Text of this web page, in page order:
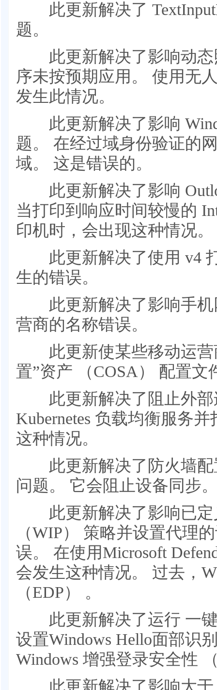
此更新解决了
题。
此更新解决了影响动态
序未按预期应用。 使用无
发生此情况。
此更新解决了影响
题。 在经过域身份验证的
域。 这是错误的。
此更新解决了影响
当打印到响应时间较慢的
印机时，会出现这种情况。
此更新解决了使用 v4
生的错误。
此更新解决了影响手机
营商的名称错误。
此更新使某些移动运营
置”资产 （COSA） 配置文
此更新解决了阻止外部
Kubernetes 负载均衡服务
这种情况。
此更新解决了防火墙配
问题。 它会阻止设备同步
此更新解决了影响已定
（WIP） 策略并设置代理
误。 在使用Microsoft
会发生这种情况。 过去，
（EDP） 。
此更新解决了运行 一键
设置Windows Hello面部识
Windows 增强登录安全性
此更新解决了影响大于